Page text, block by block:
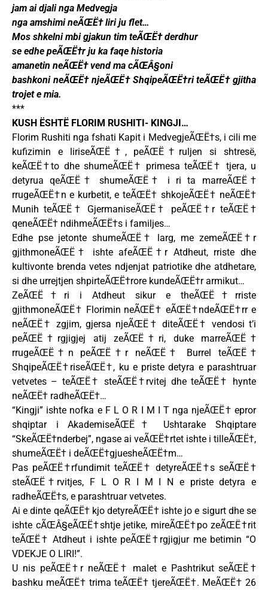
jam ai djali nga Medvegja
nga amshimi neÃŒË† liri ju flet…
Mos shkelni mbi gjakun tim teÃŒË† derdhur
se edhe peÃŒË†r ju ka faqe historia
amanetin neÃŒË† vend ma cÃŒÂ§oni
bashkoni neÃŒË† njeÃŒË† ShqipeÃŒË†ri teÃŒË† gjitha
trojet e mia.
***
KUSH ËSHTË FLORIM RUSHITI- KINGJI…
Florim Rushiti nga fshati Kapit i MedvegjeÃŒË†s, i cili me
kufizimin e liriseÃŒË†, peÃŒË†ruljen si shtresë,
keÃŒË†to dhe shumeÃŒË† primesa teÃŒË† tjera, u
detyrua qeÃŒË† shumeÃŒË† i ri ta marreÃŒË†
rrugeÃŒË†n e kurbetit, e teÃŒË† shkojeÃŒË† neÃŒË†
Munih teÃŒË† GjermaniseÃŒË† peÃŒË†r teÃŒË†
qeneÃŒË† ndihmeÃŒË†s i familjes…
Edhe pse jetonte shumeÃŒË† larg, me zemeÃŒË†r
gjithmoneÃŒË† ishte afeÃŒË†r Atdheut, rriste dhe
kultivonte brenda vetes ndjenjat patriotike dhe atdhetare,
si dhe urrejtjen shpirteÃŒË†rore kundeÃŒË†r armikut…
ZeÃŒË†ri i Atdheut sikur e theÃŒË†rriste
gjithmoneÃŒË† Florimin neÃŒË† eÃŒË†ndeÃŒË†rr e
neÃŒË† zgjim, gjersa njeÃŒË† diteÃŒË† vendosi t’i
peÃŒË†rgjigjej atij zeÃŒË†ri, duke marreÃŒË†
rrugeÃŒË†n peÃŒË†r neÃŒË† Burrel teÃŒË†
ShqipeÃŒË†riseÃŒË†, ku e priste detyra e parashtruar
vetvetes – teÃŒË† steÃŒË†rvitej dhe teÃŒË† hynte
neÃŒË† radheÃŒË†…
“Kingji” ishte nofka e F L O R I M I T nga njeÃŒË† epror
shqiptar i AkademiseÃŒË† Ushtarake Shqiptare
“SkeÃŒË†nderbej”, ngase ai veÃŒË†rtet ishte i tilleÃŒË†,
shumeÃŒË† i deÃŒË†gjuesheÃŒË†m…
Pas peÃŒË†rfundimit teÃŒË† detyreÃŒË†s seÃŒË†
steÃŒË†rvitjes, F L O R I M I N e priste detyra e
radheÃŒË†s, e parashtruar vetvetes.
Ai e dinte qeÃŒË† kjo detyreÃŒË† ishte jo e sigurt dhe se
ishte cÃŒÂ§eÃŒË†shtje jetike, mireÃŒË†po zeÃŒË†rit
teÃŒË† Atdheut i ishte peÃŒË†rgjigjur me betimin “O
VDEKJE O LIRI!”.
U nis peÃŒË†r neÃŒË† malet e Pashtrikut seÃŒË†
bashku meÃŒË† trima teÃŒË† tjereÃŒË†. MeÃŒË† 26